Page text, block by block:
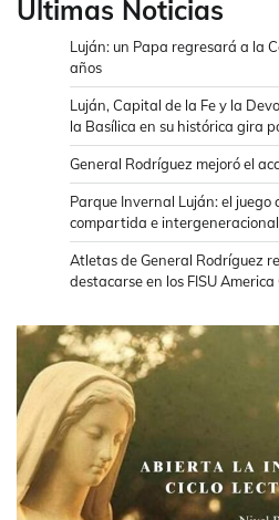
Ultimas Noticias
Luján: un Papa regresará a la
años
Luján, Capital de la Fe y la
la Basílica en su histórica gira
General Rodríguez mejoró el
Parque Invernal Luján: el juego
compartida e intergeneracional
Atletas de General Rodríguez
destacarse en los FISU America